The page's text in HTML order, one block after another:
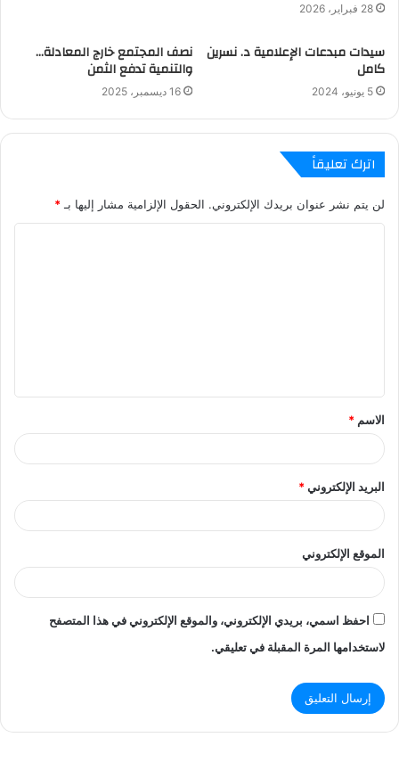
28 فبراير، 2026
سيدات مبدعات الإعلامية د. نسرين
كامل
5 يونيو، 2024
نصف المجتمع خارج المعادلة…
والتنمية تدفع الثمن
16 ديسمبر، 2025
اترك تعليقاً
لن يتم نشر عنوان بريدك الإلكتروني. الحقول الإلزامية مشار إليها بـ *
ق
*
الاسم *
البريد الإلكتروني*
الموقع الإلكتروني
احفظ اسمي، بريدي الإلكتروني، والموقع الإلكتروني في هذا المتصفح
لاستخدامها المرة المقبلة في تعليقي.